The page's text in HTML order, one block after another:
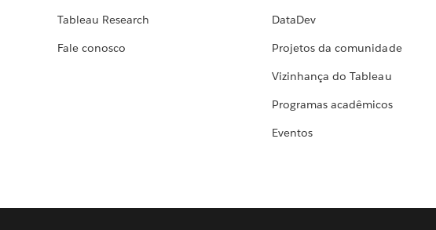
Tableau Research
Fale conosco
DataDev
Projetos da comunidade
Vizinhança do Tableau
Programas acadêmicos
Eventos